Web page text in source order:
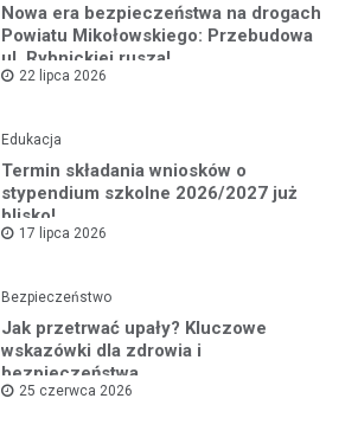
Nowa era bezpieczeństwa na drogach
Powiatu Mikołowskiego: Przebudowa
ul. Rybnickiej rusza!
22 lipca 2026
Edukacja
Termin składania wniosków o
stypendium szkolne 2026/2027 już
blisko!
17 lipca 2026
Bezpieczeństwo
Jak przetrwać upały? Kluczowe
wskazówki dla zdrowia i
bezpieczeństwa
25 czerwca 2026